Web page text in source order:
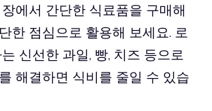
에서 간단한 식료품을 구매해
한 점심으로 활용해 보세요. 로
신선한 과일, 빵, 치즈 등으로
해결하면 식비를 줄일 수 있습